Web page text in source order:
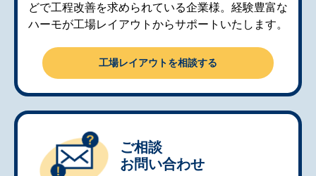
どで工程改善を求められている企業様。経験豊富な
ハーモが工場レイアウトからサポートいたします。
工場レイアウトを相談する
ご相談
お問い合わせ